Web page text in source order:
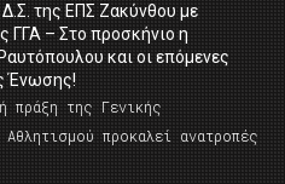
της ΕΠΣ Ζακύνθου με
ΓΓΑ – Στο προσκήνιο η
και οι επόμενες
Ένωσης!
πράξη της Γενικής
Αθλητισμού προκαλεί ανατροπές